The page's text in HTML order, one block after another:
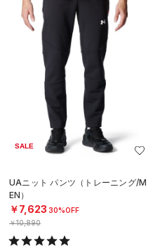
SALE
UAニット パンツ（トレーニング/M
EN）
￥7,623 30%OFF
￥10,890